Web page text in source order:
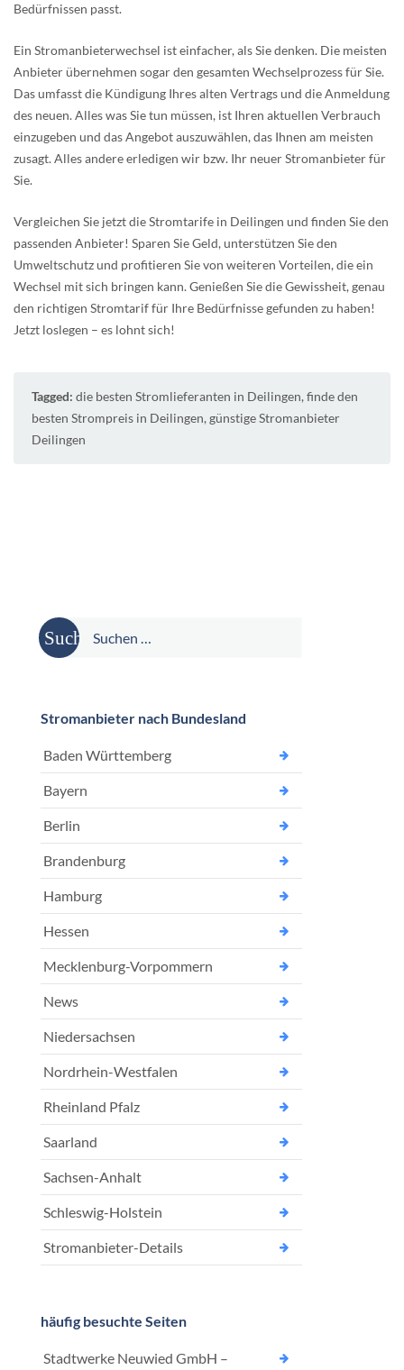
Bedürfnissen passt.
Ein Stromanbieterwechsel ist einfacher, als Sie denken. Die meisten
Anbieter übernehmen sogar den gesamten Wechselprozess für Sie.
Das umfasst die Kündigung Ihres alten Vertrags und die Anmeldung
des neuen. Alles was Sie tun müssen, ist Ihren aktuellen Verbrauch
einzugeben und das Angebot auszuwählen, das Ihnen am meisten
zusagt. Alles andere erledigen wir bzw. Ihr neuer Stromanbieter für
Sie.
Vergleichen Sie jetzt die Stromtarife in Deilingen und finden Sie den
passenden Anbieter! Sparen Sie Geld, unterstützen Sie den
Umweltschutz und profitieren Sie von weiteren Vorteilen, die ein
Wechsel mit sich bringen kann. Genießen Sie die Gewissheit, genau
den richtigen Stromtarif für Ihre Bedürfnisse gefunden zu haben!
Jetzt loslegen – es lohnt sich!
Tagged: die besten Stromlieferanten in Deilingen, finde den
besten Strompreis in Deilingen, günstige Stromanbieter
Deilingen
Suche
nach:
Stromanbieter nach Bundesland
Baden Württemberg
Bayern
Berlin
Brandenburg
Hamburg
Hessen
Mecklenburg-Vorpommern
News
Niedersachsen
Nordrhein-Westfalen
Rheinland Pfalz
Saarland
Sachsen-Anhalt
Schleswig-Holstein
Stromanbieter-Details
häufig besuchte Seiten
Stadtwerke Neuwied GmbH –